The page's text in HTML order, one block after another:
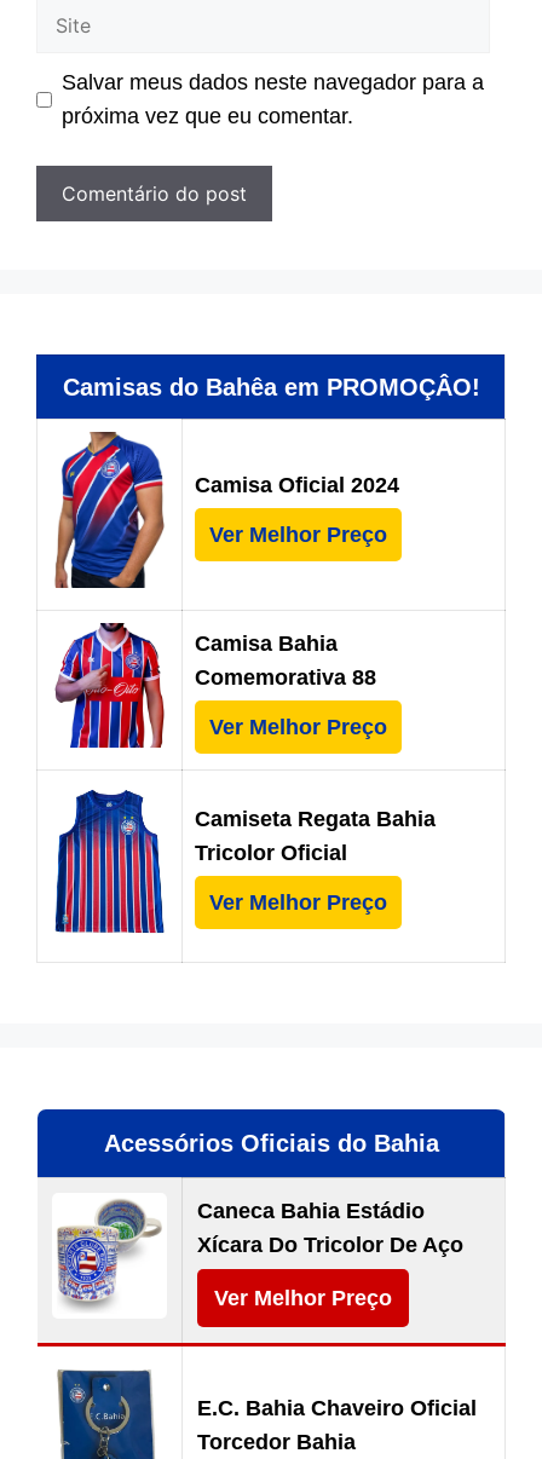
Site
Salvar meus dados neste navegador para a
próxima vez que eu comentar.
Camisas do Bahêa em PROMOÇÂO!
Camisa Oficial 2024
Ver Melhor Preço
Camisa Bahia
Comemorativa 88
Ver Melhor Preço
Camiseta Regata Bahia
Tricolor Oficial
Ver Melhor Preço
Acessórios Oficiais do Bahia
Caneca Bahia Estádio
Xícara Do Tricolor De Aço
Ver Melhor Preço
E.C. Bahia Chaveiro Oficial
Torcedor Bahia